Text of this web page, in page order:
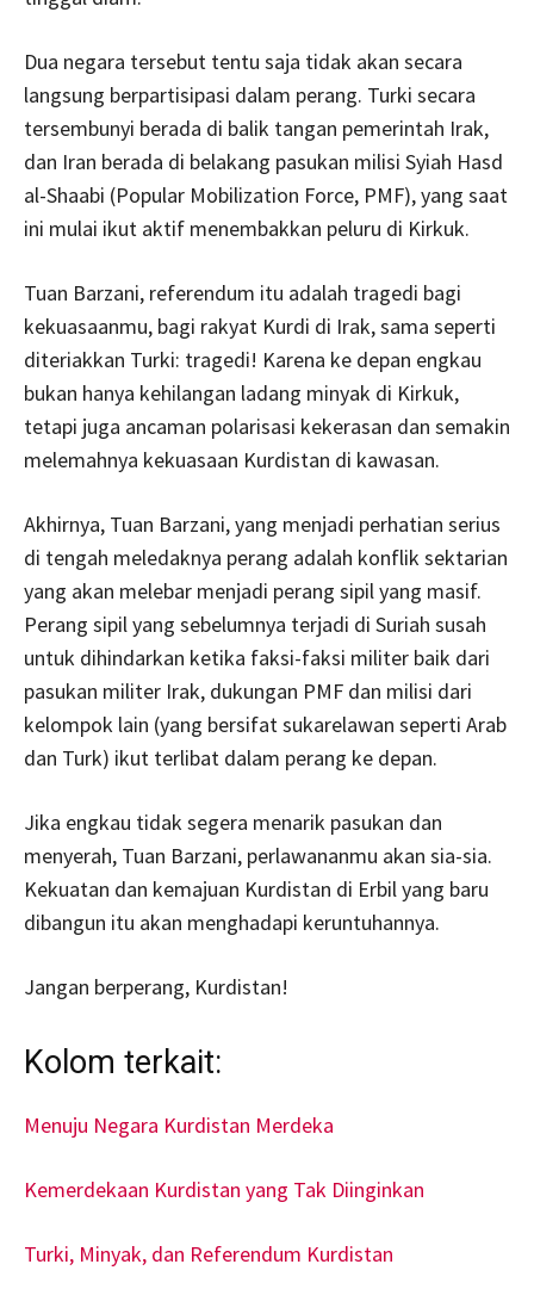
Dua negara tersebut tentu saja tidak akan secara
langsung berpartisipasi dalam perang. Turki secara
tersembunyi berada di balik tangan pemerintah Irak,
dan Iran berada di belakang pasukan milisi Syiah Hasd
al-Shaabi (Popular Mobilization Force, PMF), yang saat
ini mulai ikut aktif menembakkan peluru di Kirkuk.
Tuan Barzani, referendum itu adalah tragedi bagi
kekuasaanmu, bagi rakyat Kurdi di Irak, sama seperti
diteriakkan Turki: tragedi! Karena ke depan engkau
bukan hanya kehilangan ladang minyak di Kirkuk,
tetapi juga ancaman polarisasi kekerasan dan semakin
melemahnya kekuasaan Kurdistan di kawasan.
Akhirnya, Tuan Barzani, yang menjadi perhatian serius
di tengah meledaknya perang adalah konflik sektarian
yang akan melebar menjadi perang sipil yang masif.
Perang sipil yang sebelumnya terjadi di Suriah susah
untuk dihindarkan ketika faksi-faksi militer baik dari
pasukan militer Irak, dukungan PMF dan milisi dari
kelompok lain (yang bersifat sukarelawan seperti Arab
dan Turk) ikut terlibat dalam perang ke depan.
Jika engkau tidak segera menarik pasukan dan
menyerah, Tuan Barzani, perlawananmu akan sia-sia.
Kekuatan dan kemajuan Kurdistan di Erbil yang baru
dibangun itu akan menghadapi keruntuhannya.
Jangan berperang, Kurdistan!
Kolom terkait:
Menuju Negara Kurdistan Merdeka
Kemerdekaan Kurdistan yang Tak Diinginkan
Turki, Minyak, dan Referendum Kurdistan